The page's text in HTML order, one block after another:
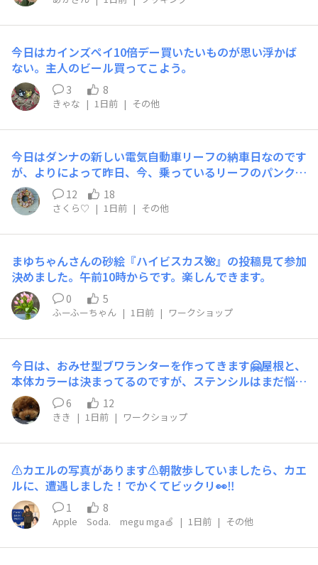
今日はカインズペイ10倍デー買いたいものが思い浮かば
ない。主人のビール買ってこよう。
3 8
きゃな | 1日前 | その他
今日はダンナの新しい電気自動車リーフの納車日なのです
が、よりによって昨日、今、乗っているリーフのパンクが
発覚‼️明日は下取りで引き渡すのに今さら交換ももったい
ないし、パンクの修理キットで応急処置も考えたのですが
なんせ車を購入した日産が家から60キロ離れた奈良のお
店なので、そこまで行くのに不安過ぎる💦結局、自動車保
も人は乗れないらしい💦ってことで奈良までアタシのハス
ラーに2人で乗って行って、帰りは2台で別々に帰ってこ
ないとあかんやん😅せっかくのアタシの貴重な休みが潰
れた挙句、新車にも乗ることなく引き返してくることにな
12 18
さくら♡ | 1日前 | その他
まゆちゃんさんの砂絵『ハイビスカス🌺』の投稿見て参加
決めました。午前10時からです。楽しんできます。
0 5
ふーふーちゃん | 1日前 | ワークショップ
今日は、おみせ型ブワランターを作ってきます🤗屋根と、
本体カラーは決まってるのですが、ステンシルはまだ悩み
中🤭作品完成したら、考えよう〜🤭
6 12
きき | 1日前 | ワークショップ
⚠️カエルの写真があります⚠️朝散歩していましたら、カエ
ルに、遭遇しました！でかくてビックリ👀‼️
1 8
Apple Soda. megu mga🍏 | 1日前 | その他